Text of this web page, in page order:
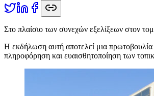
Στο πλαίσιο των συνεχών εξελίξεων στον
Η εκδήλωση αυτή αποτελεί μια
πληροφόρηση και ευαισθητοποίηση των